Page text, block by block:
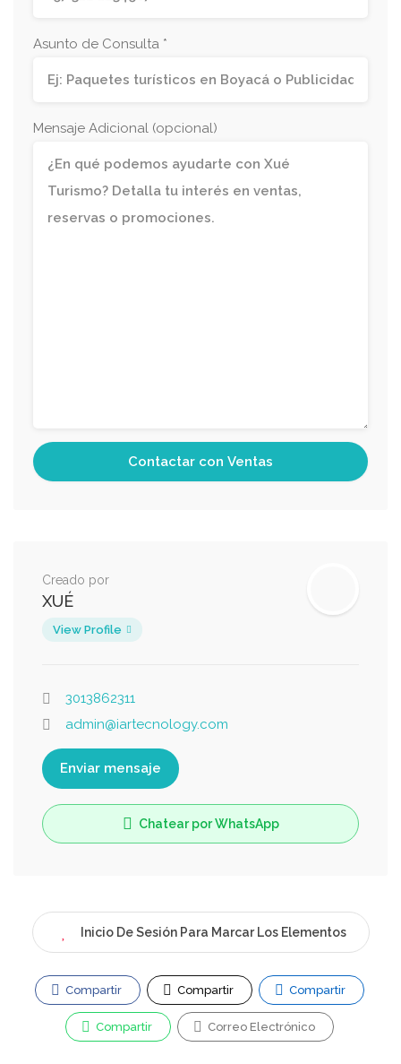
Asunto de Consulta *
Mensaje Adicional (opcional)
Creado por
XUÉ
View Profile
3013862311
admin@iartecnology.com
Enviar mensaje
Chatear por WhatsApp
Inicio De Sesión Para Marcar Los Elementos
Compartir Compartir Compartir
Compartir Correo Electrónico